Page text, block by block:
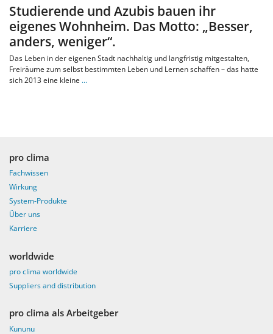
Studierende und Azubis bauen ihr
eigenes Wohnheim. Das Motto: „Besser,
anders, weniger“.
Das Leben in der eigenen Stadt nachhaltig und langfristig mitgestalten,
Freiräume zum selbst bestimmten Leben und Lernen schaffen – das hatte
sich 2013 eine kleine …
pro clima
Fachwissen
Wirkung
System-Produkte
Über uns
Karriere
worldwide
pro clima worldwide
Suppliers and distribution
pro clima als Arbeitgeber
Kununu